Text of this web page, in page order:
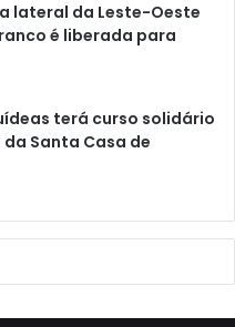
lateral da Leste-Oeste
é liberada para
terá curso solidário
Santa Casa de